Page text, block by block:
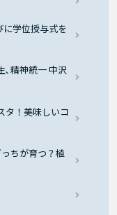
学位授与式を
､精神統一 中沢
タ！美味しいコ
ちが育つ？植